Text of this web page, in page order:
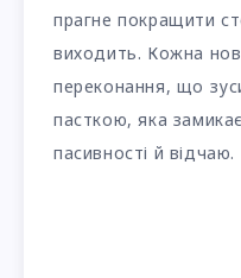
прагне покращити
виходить. Кожна
переконання, що
пасткою, яка
пасивності й відчаю.